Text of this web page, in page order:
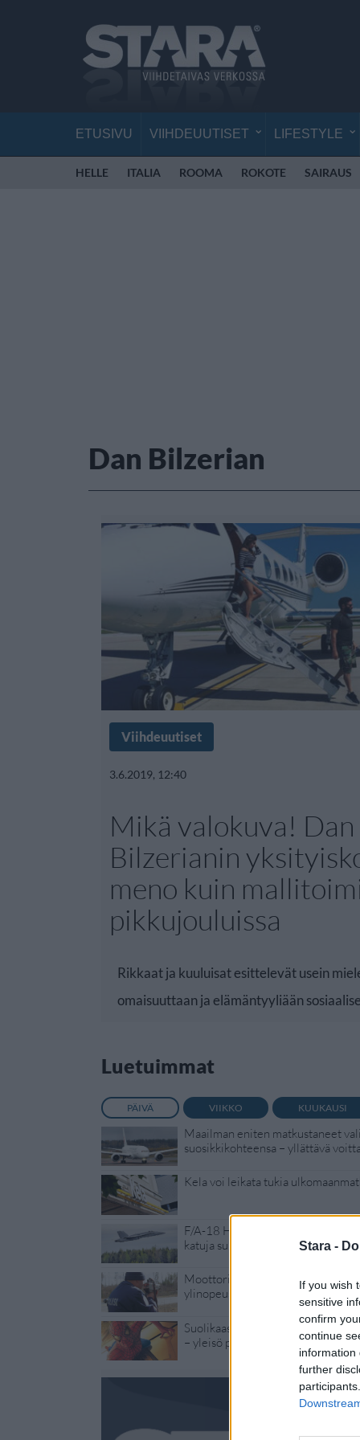
Stara -
If you wish
sensitive
confirm
continue
information
further
ETUSIVU VIIHDEUUTISET LIFESTYLE
HELLE ITALIA ROOMA ROKOTE SAIRAUS
Dan Bilzerian
Viihdeuutiset
3.6.2019, 12:40
Mikä valokuva! Dan
Bilzerianin
meno kuin
pikkujouluissa
Rikkaat ja kuuluisat esittelevät usein
omaisuuttaan ja elämäntyyliään
Luetuimmat
PÄIVÄ VIIKKO KUUKAUSI
Maailman eniten matkustaneet
suosikkikohteensa – yllättävä
Kela voi leikata tukia
F/A-18 Hornet jyrähtää ylilennolle
katuja suljetaan
Moottoripyöräilijä pakeni poliisia
ylinopeus
Suolikaasun tuoksu levisi Spider-
– yleisö poistui paikalta